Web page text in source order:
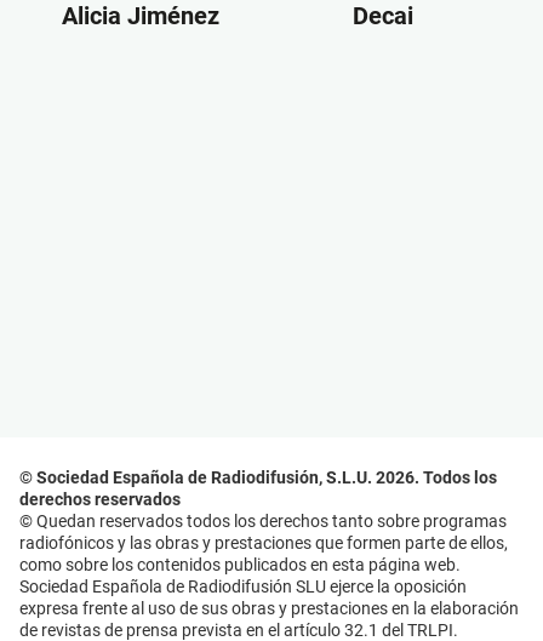
Alicia Jiménez Decai
© Sociedad Española de Radiodifusión, S.L.U. 2026. Todos los
derechos reservados
© Quedan reservados todos los derechos tanto sobre programas
radiofónicos y las obras y prestaciones que formen parte de ellos,
como sobre los contenidos publicados en esta página web.
Sociedad Española de Radiodifusión SLU ejerce la oposición
expresa frente al uso de sus obras y prestaciones en la elaboración
de revistas de prensa prevista en el artículo 32.1 del TRLPI.